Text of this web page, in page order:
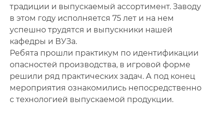
традиции и выпускаемый ассортимент. Заводу
в этом году исполняется 75 лет и на нем
успешно трудятся и выпускники нашей
кафедры и ВУЗа.
Ребята прошли практикум по идентификации
опасностей производства, в игровой форме
решили ряд практических задач. А под конец
мероприятия ознакомились непосредственно
с технологией выпускаемой продукции.